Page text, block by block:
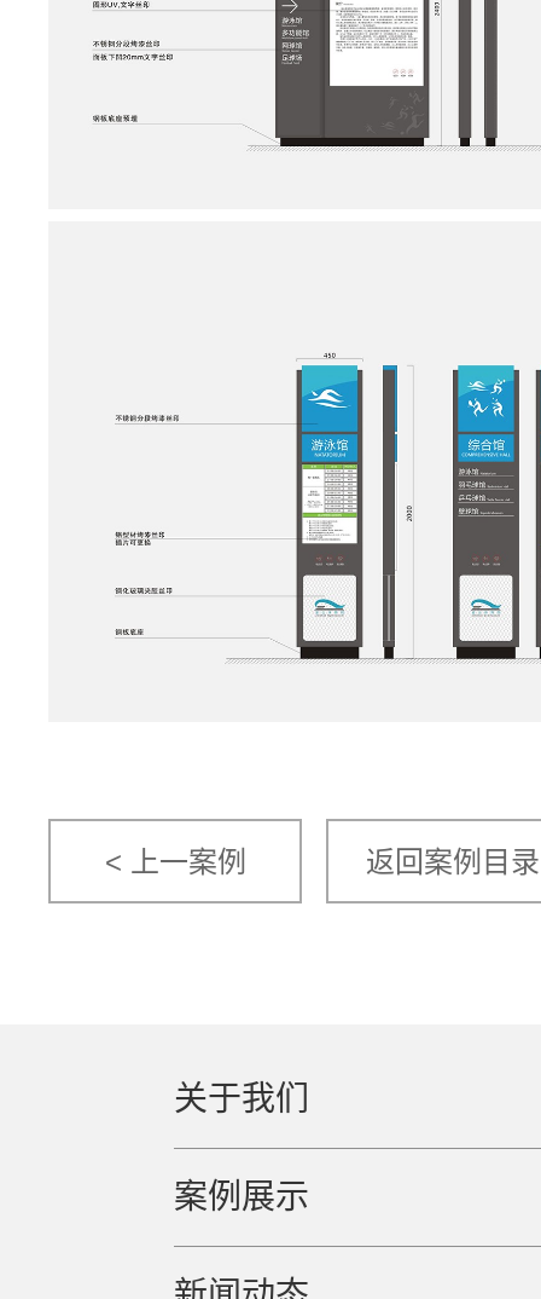
< 上一案例 返回案例目录
关于我们
案例展示